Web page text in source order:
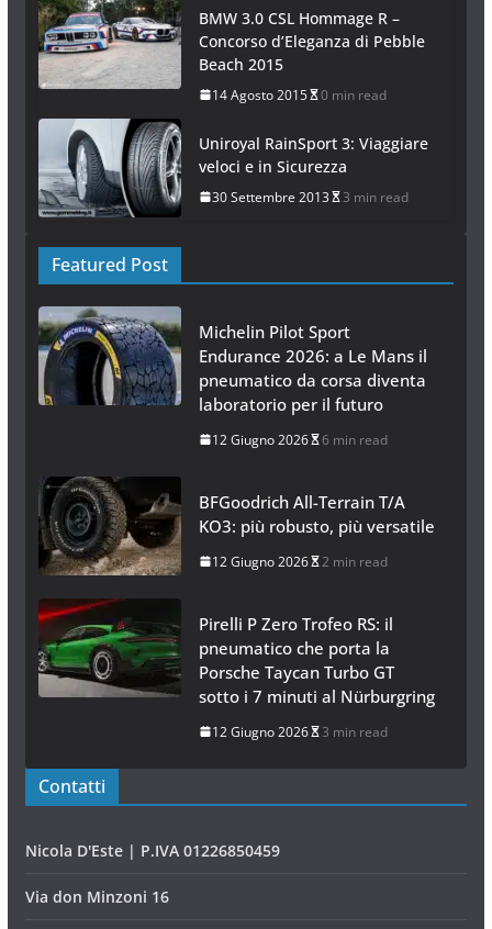
BMW 3.0 CSL Hommage R –
Concorso d’Eleganza di Pebble
Beach 2015
14 Agosto 2015 0 min read
Uniroyal RainSport 3: Viaggiare
veloci e in Sicurezza
30 Settembre 2013 3 min read
Featured Post
Michelin Pilot Sport
Endurance 2026: a Le Mans il
pneumatico da corsa diventa
laboratorio per il futuro
12 Giugno 2026 6 min read
BFGoodrich All-Terrain T/A
KO3: più robusto, più versatile
12 Giugno 2026 2 min read
Pirelli P Zero Trofeo RS: il
pneumatico che porta la
Porsche Taycan Turbo GT
sotto i 7 minuti al Nürburgring
12 Giugno 2026 3 min read
Contatti
Nicola D'Este | P.IVA 01226850459
Via don Minzoni 16